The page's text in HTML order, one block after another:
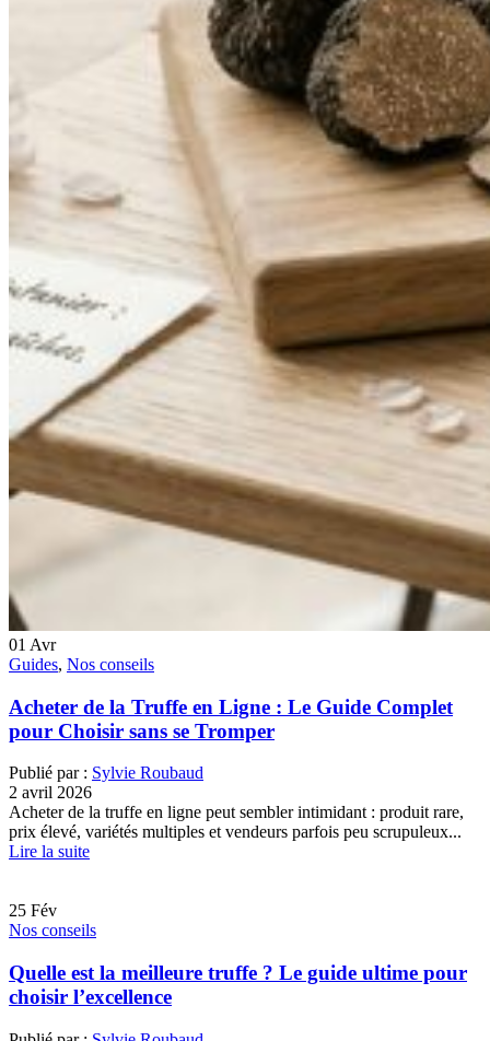
01 Avr
Guides, Nos conseils
Acheter de la Truffe en Ligne : Le Guide Complet
pour Choisir sans se Tromper
Publié par : Sylvie Roubaud
2 avril 2026
Acheter de la truffe en ligne peut sembler intimidant : produit rare,
prix élevé, variétés multiples et vendeurs parfois peu scrupuleux...
Lire la suite
25 Fév
Nos conseils
Quelle est la meilleure truffe ? Le guide ultime pour
choisir l’excellence